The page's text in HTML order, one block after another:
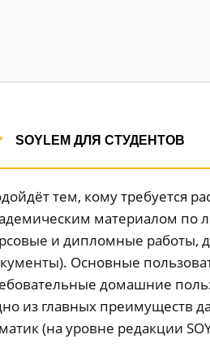
SOYLEM ДЛЯ СТУДЕНТОВ
тем, кому требуется
материалом
и дипломные работы,
Основные
домашние
из главных преимуществ
(на уровне редакции